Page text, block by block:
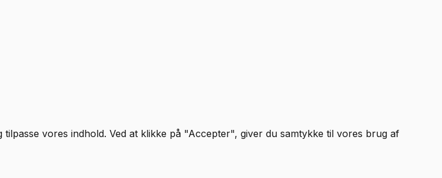
vores indhold. Ved at klikke på "Accepter", giver du samtykke til vores brug af